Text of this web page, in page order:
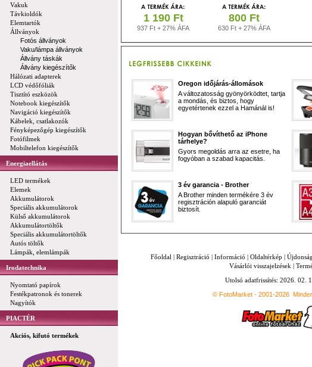
Vakuk
Távkioldók
Elemtartók
Állványok
Fotós állványok
Vaku/lámpa állványok
Állvány táskák
Állvány kiegészítők
Hálózati adapterek
LCD védőfóliák
Tisztító eszközök
Notebook kiegészítők
Navigáció kiegészítők
Kábelek, csatlakozók
Fényképezőgép kiegészítők
Fotófilmek
Mobiltelefon kiegészítők
Energiaellátás
LED termékek
Elemek
Akkumulátorok
Speciális akkumulátorok
Külső akkumulátorok
Akkumulátortöltők
Speciális akkumulátortöltők
Autós töltők
Lámpák, elemlámpák
Irodatechnika
Nyomtató papírok
Festékpatronok és tonerek
Nagyítók
PIACTÉR
Akciós, kifutó termékek
1 190 Ft
937 Ft + 27% ÁFA
800 Ft
630 Ft + 27% ÁFA
Oregon időjárás-állomások
A változatosság gyönyörködtet, tartja
a mondás, és biztos, hogy
egyetértenek ezzel a Hamánál is!
Hogyan bővíthető az iPhone
tárhelye?
Gyors megoldás arra az esetre, ha
fogyóban a szabad kapacitás.
3 év garancia - Brother
A Brother minden termékére 3 év
regisztráción alapuló garanciát
biztosít.
Főoldal | Regisztráció | Információ | Oldaltérkép |
Vásárlói visszajelzések |
Utolsó adatfrissítés: 2026. 02.
© FotoMarket - 2001-2026